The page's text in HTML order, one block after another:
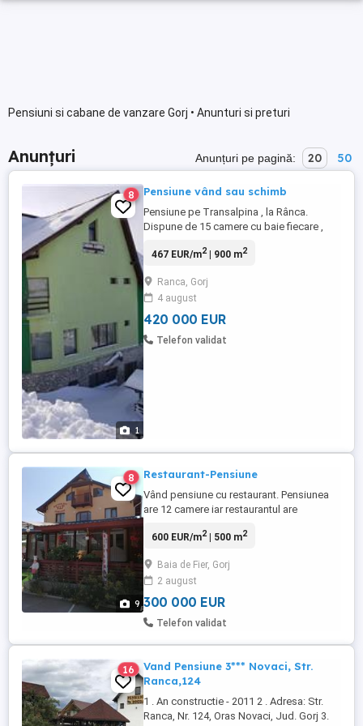
Pensiuni si cabane de vanzare Gorj • Anunturi si preturi
Anunțuri Anunțuri pe pagină: 20 50
1
8 Pensiune vând sau schimb
Pensiune pe Transalpina , la Rânca.
Dispune de 15 camere cu baie fiecare ,
, etc. Are 900 mp construiți și este situată
Rânca. Parcare 20 de mașini.Schimb cu
spațiu comercial in Bucuresti ,
apartamente sau teren ...
467 EUR/m2| 900 m2
Ranca, Gorj
4 august
420 000 EUR
Telefon validat
9
8 Restaurant-Pensiune
Vând pensiune cu restaurant. Pensiunea
are 12 camere iar restaurantul are
terasa. Cladirea are P+1 +mansarda. La
utilat, iar la etaj si mansarda se afla cate 6
camere de locuit plus bucataria aferenta
lor. Dispune ...
600 EUR/m2| 500 m2
Baia de Fier, Gorj
2 august
300 000 EUR
Telefon validat
16
Vand Pensiune 3*** Novaci, Str.
Ranca,124
1 . An constructie - 2011 2 . Adresa: Str.
Ranca, Nr. 124, Oras Novaci, Jud. Gorj 3.